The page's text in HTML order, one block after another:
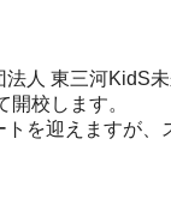
人 東三河KidS
校します。
を迎えますが